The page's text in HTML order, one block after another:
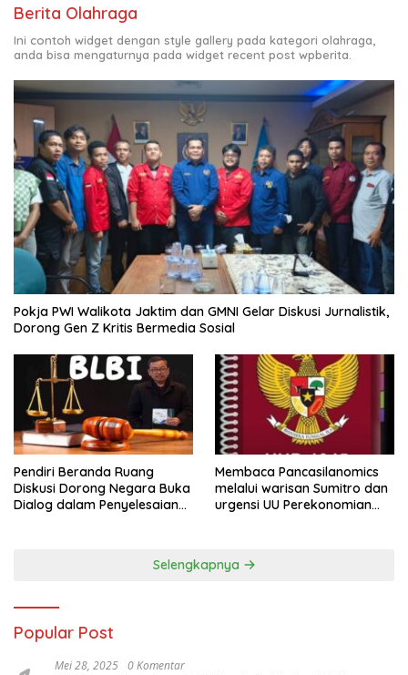
Berita Olahraga
Ini contoh widget dengan style gallery pada kategori olahraga,
anda bisa mengaturnya pada widget recent post wpberita.
Pokja PWI Walikota Jaktim dan GMNI Gelar Diskusi Jurnalistik,
Dorong Gen Z Kritis Bermedia Sosial
Pendiri Beranda Ruang
Diskusi Dorong Negara Buka
Dialog dalam Penyelesaian
Membaca Pancasilanomics
melalui warisan Sumitro dan
urgensi UU Perekonomian
Selengkapnya
Popular Post
Mei 28, 2025 0 Komentar